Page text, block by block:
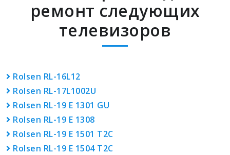
ремонт следующих
телевизоров
Rolsen RL-16L12
Rolsen RL-17L1002U
Rolsen RL-19 E 1301 GU
Rolsen RL-19 E 1308
Rolsen RL-19 E 1501 T2C
Rolsen RL-19 E 1504 T2C